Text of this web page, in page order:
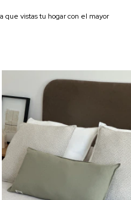
que vistas tu hogar con el mayor